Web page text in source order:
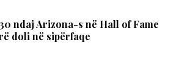
ndaj Arizona-s në Hall of Fame
doli në sipërfaqe